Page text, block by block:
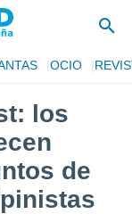
OCIO
los
de